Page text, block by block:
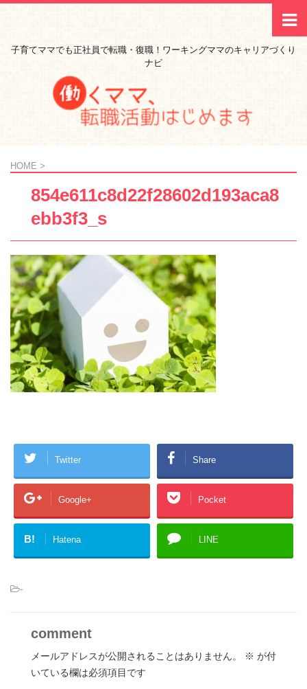
子育てママでも正社員で転職・復職！ワーキングママのキャリアづくり
ナビ
HOME >
854e611c8d22f28602d193aca8
ebb3f3_s
Twitter Share
Google+ Pocket
B! Hatena LINE
-
comment
メールアドレスが公開されることはありません。 ※ が付
いている欄は必須項目です